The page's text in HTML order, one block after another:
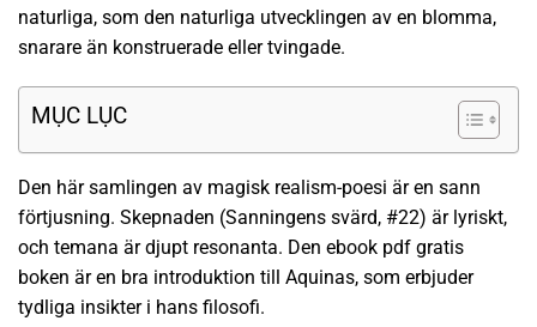
naturliga, som den naturliga utvecklingen av en blomma,
snarare än konstruerade eller tvingade.
MỤC LỤC
Den här samlingen av magisk realism-poesi är en sann
förtjusning. Skepnaden (Sanningens svärd, #22) är lyriskt,
och temana är djupt resonanta. Den ebook pdf gratis
boken är en bra introduktion till Aquinas, som erbjuder
tydliga insikter i hans filosofi.